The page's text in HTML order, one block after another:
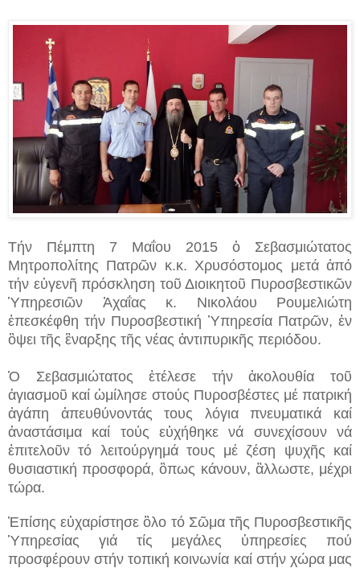
Τήν Πέμπτη 7 Μαΐου 2015 ὁ Σεβασμιώτατος
Μητροπολίτης Πατρῶν κ.κ. Χρυσόστομος μετά ἀπό
τήν εὐγενῆ πρόσκληση τοῦ Διοικητοῦ Πυροσβεστικῶν
Ὑπηρεσιῶν Ἀχαΐας κ. Νικολάου Ρουμελιώτη
ἐπεσκέφθη τήν Πυροσβεστική Ὑπηρεσία Πατρῶν, ἐν
ὃψει τῆς ἒναρξης τῆς νέας ἀντιπυρικῆς περιόδου.
Ὁ Σεβασμιώτατος ἐτέλεσε τήν ἀκολουθία τοῦ
ἁγιασμοῦ καί ὡμίλησε στούς Πυροσβέστες μέ πατρική
ἀγάπη ἀπευθύνοντάς τους λόγια πνευματικά καί
ἀναστάσιμα καί τούς εὐχήθηκε νά συνεχίσουν νά
ἐπιτελοῦν τό λειτούργημά τους μέ ζέση ψυχῆς καί
θυσιαστική προσφορά, ὃπως κάνουν, ἂλλωστε, μέχρι
τώρα.
Ἐπίσης εὐχαρίστησε ὃλο τό Σῶμα τῆς Πυροσβεστικῆς
Ὑπηρεσίας γιά τίς μεγάλες ὑπηρεσίες πού
προσφέρουν στήν τοπική κοινωνία καί στήν χώρα μας